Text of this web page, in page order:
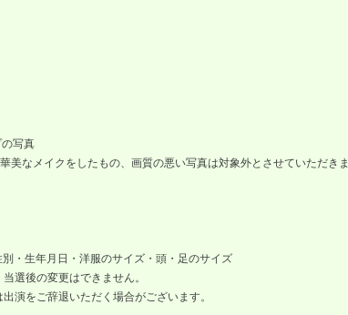
写真
なメイクをしたもの、画質の悪い写真は対象外とさせていただきま
・生年月日・洋服のサイズ・頭・足のサイズ
後の変更はできません。
をご辞退いただく場合がございます。